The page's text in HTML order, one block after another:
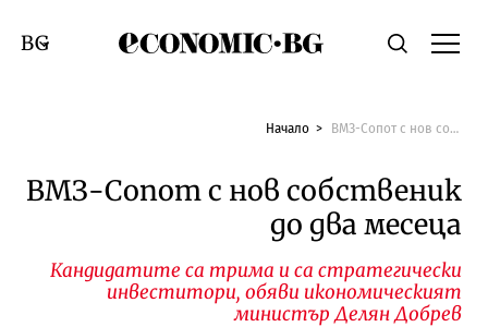
Economic.bgТърсене
Смяна на език
Начало ВМЗ-Сопот с нов собственик до два месеца
ВМЗ-Сопот с нов собственик
до два месеца
Кандидатите са трима и са стратегически
инвеститори, обяви икономическият
министър Делян Добрев